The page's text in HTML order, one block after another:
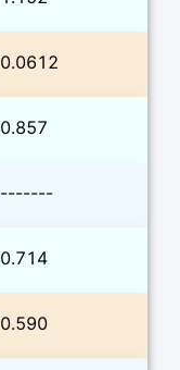
0.0612
0.857
-------
0.714
0.590